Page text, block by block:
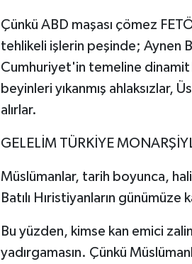
Çünkü ABD maşası çömez
tehlikeli işlerin peşinde; Aynen
Cumhuriyet'in temeline
beyinleri yıkanmış ahlaksızlar,
alırlar.
GELELİM TÜRKİYE
Müslümanlar, tarih boyunca,
Batılı Hıristiyanların
Bu yüzden, kimse kan emici
yadırgamasın. Çünkü